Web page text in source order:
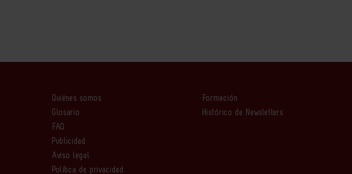
Quiénes somos
Glosario
FAQ
Publicidad
Aviso legal
Política de privacidad
Formación
Histórico de Newsletters